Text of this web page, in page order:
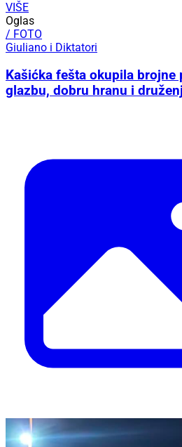
VIŠE
Oglas
/ FOTO
Giuliano i Diktatori
Kašićka fešta okupila brojne
glazbu, dobru hranu i